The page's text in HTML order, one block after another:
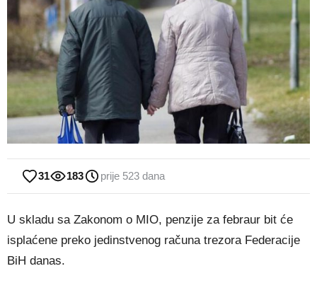
31 183 prije 523 dana
U skladu sa Zakonom o MIO, penzije za febraur bit će
isplaćene preko jedinstvenog računa trezora Federacije
BiH danas.